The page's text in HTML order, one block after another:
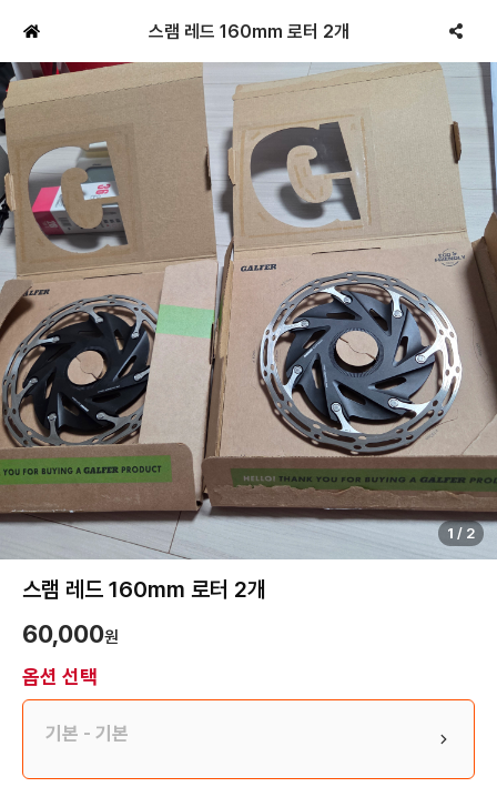
스램 레드 160mm 로터 2개
1 / 2
스램 레드 160mm 로터 2개
60,000원
옵션 선택
기본 - 기본